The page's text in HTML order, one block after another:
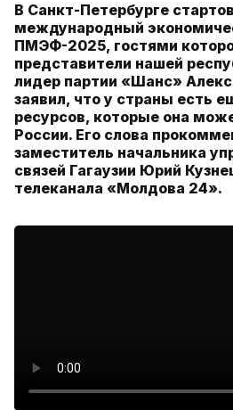
В Санкт-Петербурге
международный
ПМЭФ-2025, гостями
представители нашей
лидер партии «Шанс»
заявил, что у страны есть
ресурсов, которые она
России. Его слова
заместитель начальника
связей Гагаузии Юрий
телеканала «Молдова 24».